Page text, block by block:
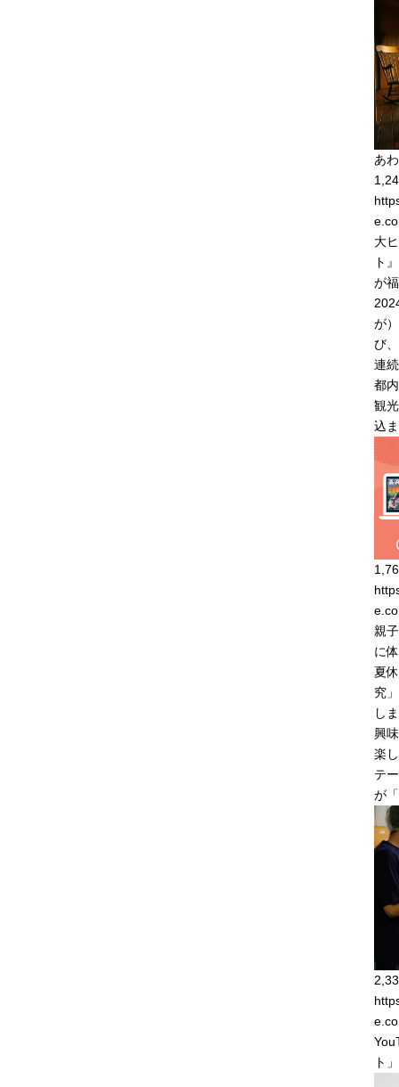
あ
大
ト
が
が
び
連
都
観
込
親
に
夏
究
し
興
楽
テ
が
ト